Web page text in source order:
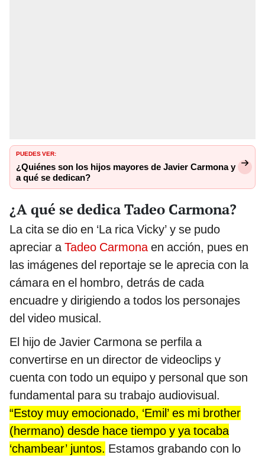
PUEDES VER:
¿Quiénes son los hijos mayores de Javier Carmona y
a qué se dedican?
¿A qué se dedica Tadeo Carmona?
La cita se dio en ‘La rica Vicky’ y se pudo
apreciar aTadeo Carmonaen acción, pues en
las imágenes del reportaje se le aprecia con la
cámara en el hombro, detrás de cada
encuadre y dirigiendo a todos los personajes
del video musical.
El hijo de Javier Carmona se perfila a
convertirse en un director de videoclips y
cuenta con todo un equipo y personal que son
fundamental para su trabajo audiovisual.
“Estoy muy emocionado, ‘Emil’ es mi brother
(hermano) desde hace tiempo y ya tocaba
‘chambear’ juntos. Estamos grabando con lo